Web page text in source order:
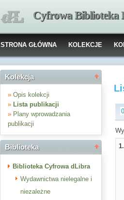
Cyfrowa Biblioteka
STRONA GŁÓWNA KOLEKCJE
Kolekcja
» Opis kolekcji
» Lista publikacji
» Plany wprowadzania
publikacji
Biblioteka
Biblioteka Cyfrowa dLibra
Wydawnictwa nielegalne i
niezależne
1.